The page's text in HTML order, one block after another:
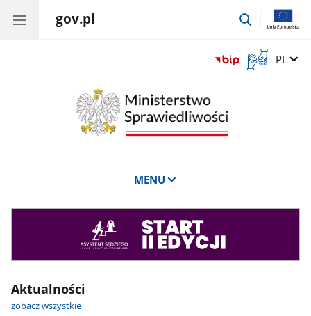
gov.pl
przejdź
Otwórz
okno
Zmień
PL
MENU
Aktualności
zobacz wszystkie